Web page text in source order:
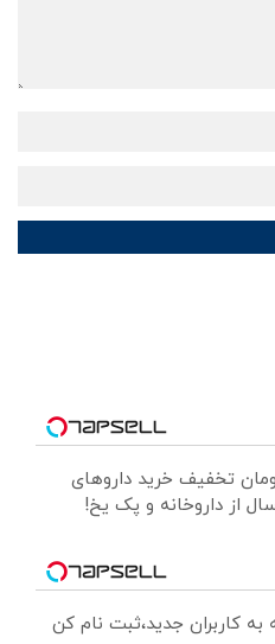
تخفیف خرید داروهای
از داروخانه و پک یخ!